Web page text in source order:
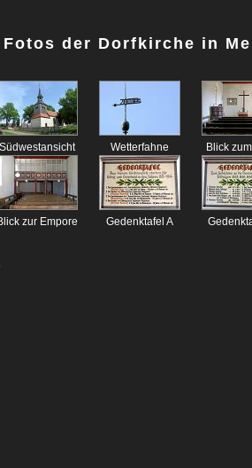
Fotos der Dorfkirche in
Südwestansicht Wetterfahne Blick
zur Empore Gedenktafel A